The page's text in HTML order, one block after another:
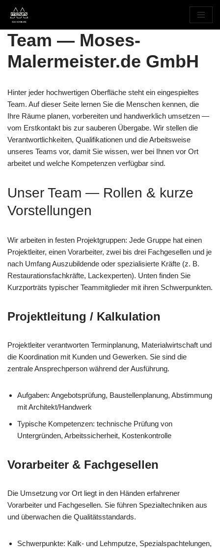
Inhalt
Team — Moses-
Malermeister.de GmbH
Hinter jeder hochwertigen Oberfläche steht ein eingespieltes
Team. Auf dieser Seite lernen Sie die Menschen kennen, die
Ihre Räume planen, vorbereiten und handwerklich umsetzen —
vom Erstkontakt bis zur sauberen Übergabe. Wir stellen die
Verantwortlichkeiten, Qualifikationen und die Arbeitsweise
unseres Teams vor, damit Sie wissen, wer bei Ihnen vor Ort
arbeitet und welche Kompetenzen verfügbar sind.
Unser Team — Rollen & kurze
Vorstellungen
Wir arbeiten in festen Projektgruppen: Jede Gruppe hat einen
Projektleiter, einen Vorarbeiter, zwei bis drei Fachgesellen und je
nach Umfang Auszubildende oder spezialisierte Kräf­te (z. B.
Restaurationsfachkräfte, Lackexperten). Unten finden Sie
Kurzporträts typischer Teammitglieder mit ihren Schwerpunkten.
Projektleitung / Kalkulation
Projektleiter verantworten Terminplanung, Materialwirtschaft und
die Koordination mit Kunden und Gewerken. Sie sind die
zentrale Ansprechperson während der Ausführung.
Aufgaben: Angebotsprüfung, Baustellenplanung, Abstimmung
mit Architekt/Handwerk
Typische Kompetenzen: technische Prüfung von
Untergründen, Arbeitssicherheit, Kostenkontrolle
Vorarbeiter & Fachgesellen
Die Umsetzung vor Ort liegt in den Händen erfahrener
Vorarbeiter und Fachgesellen. Sie führen Spezialtechniken aus
und überwachen die Qualitätsstandards.
Schwerpunkte: Kalk- und Lehmputze, Spezialspachtelungen,